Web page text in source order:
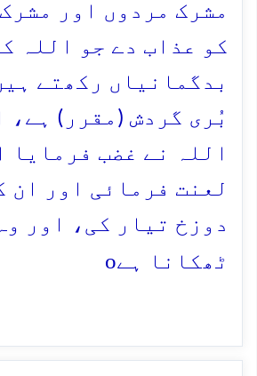
مشرک مردوں اور
کو عذاب دے جو اللہ
بدگمانیاں رکھتے
بُری گردش (مقرر) ہے،
اللہ نے غضب فرمایا
لعنت فرمائی اور ان
دوزخ تیار کی، اور
ٹھکانا ہےo